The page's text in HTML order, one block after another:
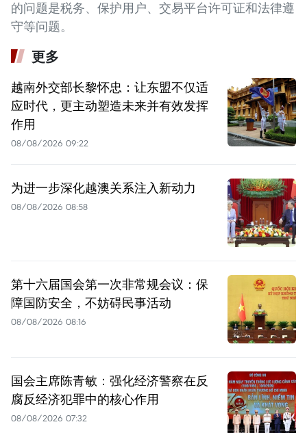
的问题是税务、保护用户、交易平台许可证和法律遵
守等问题。
更多
越南外交部长黎怀忠：让东盟不仅适
应时代，更主动塑造未来并有效发挥
作用
08/08/2026 09:22
为进一步深化越澳关系注入新动力
08/08/2026 08:58
第十六届国会第一次非常规会议：保
障国防安全，不妨碍民事活动
08/08/2026 08:16
国会主席陈青敏：强化经济警察在反
腐反经济犯罪中的核心作用
08/08/2026 07:32